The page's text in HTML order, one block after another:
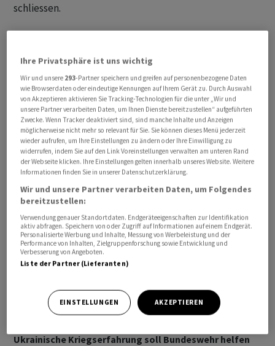
schliessen.
Ventures») an. «Dabei profitieren wir von den
Erfahrungen der Ukrainer auf dem Gefechtsfeld.
Ausserdem planen wir, über die Plattform »Brave One«
Entwickler, die vielversprechende Innovationen
vorweisen können, zu fördern», sagte Pistorius.
Ukrainische Kriegserfahrung soll Bundeswehr helfen
Ihre Privatsphäre ist uns wichtig
Wir und unsere 293-Partner speichern und greifen auf personenbezogene Daten
wie Browserdaten oder eindeutige Kennungen auf Ihrem Gerät zu. Durch Auswahl
von Akzeptieren aktivieren Sie Tracking-Technologien für die unter „Wir und
unsere Partner verarbeiten Daten, um Ihnen Dienste bereitzustellen“ aufgeführten
Zwecke. Wenn Tracker deaktiviert sind, sind manche Inhalte und Anzeigen
möglicherweise nicht mehr so relevant für Sie. Sie können dieses Menü jederzeit
wieder aufrufen, um Ihre Einstellungen zu ändern oder Ihre Einwilligung zu
widerrufen, indem Sie auf den Link Voreinstellungen verwalten am unteren Rand
der Webseite klicken. Ihre Einstellungen gelten innerhalb unseres Website. Weitere
Informationen finden Sie in unserer Datenschutzerklärung.
Wir und unsere Partner verarbeiten Daten, um Folgendes
bereitzustellen:
Verwendung genauer Standortdaten. Endgeräteeigenschaften zur Identifikation
aktiv abfragen. Speichern von oder Zugriff auf Informationen auf einem Endgerät.
Personalisierte Werbung und Inhalte, Messung von Werbeleistung und der
Performance von Inhalten, Zielgruppenforschung sowie Entwicklung und
Verbesserung von Angeboten.
Liste der Partner (Lieferanten)
EINSTELLUNGEN AKZEPTIEREN